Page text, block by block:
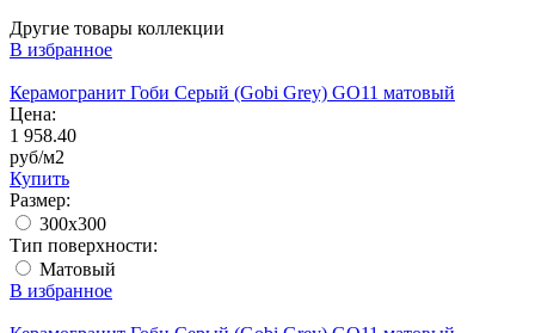
Другие товары коллекции
В избранное
Керамогранит Гоби Серый (Gobi Grey) GO11 матовый
Цена:
1 958.40
руб/м2
Купить
Размер:
300x300
Тип поверхности:
Матовый
В избранное